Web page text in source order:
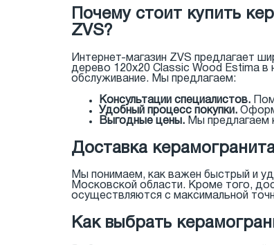
Почему стоит купить
ZVS?
Интернет-магазин ZVS предлагает
дерево 120x20 Classic Wood Estima
обслуживание. Мы предлагаем:
Консультации специалистов.
Удобный процесс покупки.
Выгодные цены. Мы предлагаем
Доставка
Мы понимаем, как важен быстрый и
Московской области. Кроме того,
осуществляются с максимальной
Как выбрать